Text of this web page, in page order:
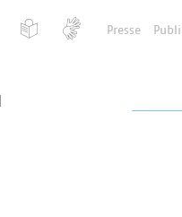
Presse